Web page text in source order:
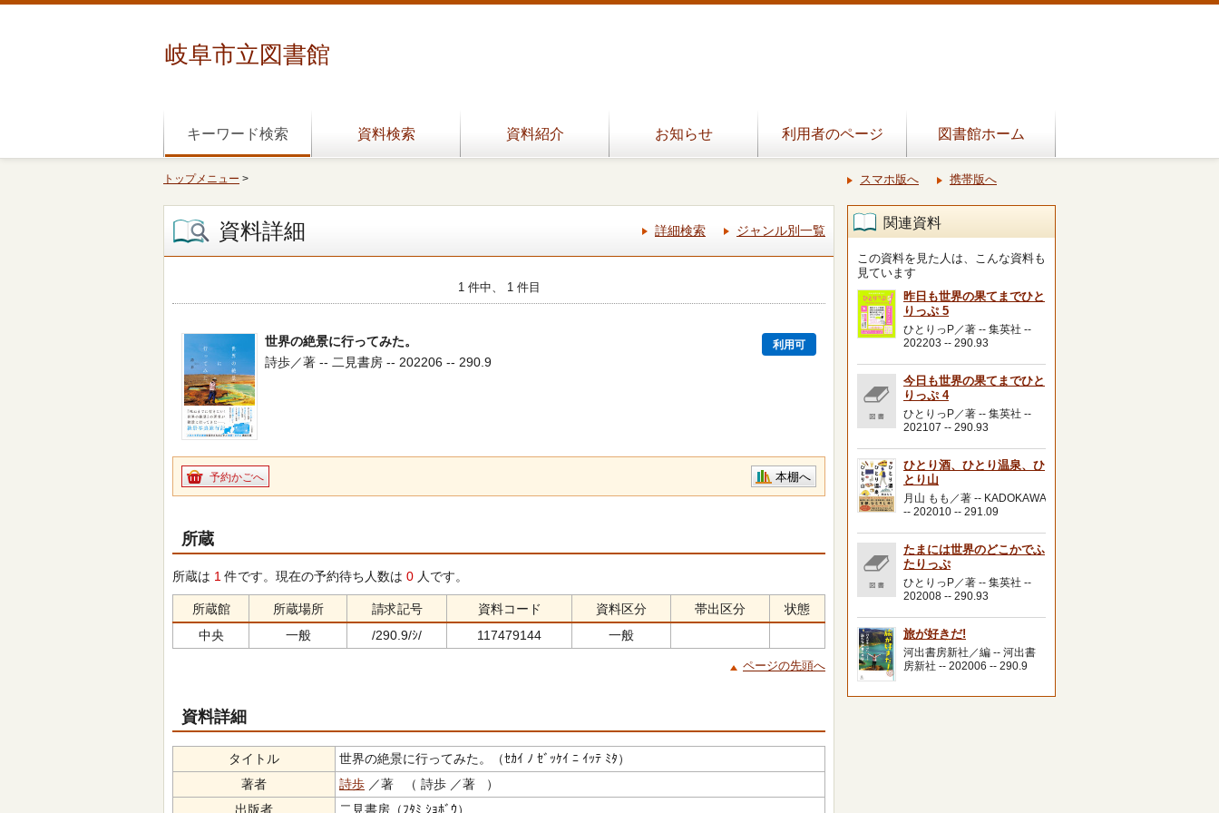
岐阜市立図書館
キーワード検索 資料検索 資料紹介 お知らせ 利用者のページ 図書館ホーム
トップメニュー > スマホ版へ 携帯版へ
資料詳細 詳細検索 ジャンル別一覧
1 件中、 1 件目
世界の絶景に行ってみた。 利用可
詩歩／著 -- 二見書房 -- 202206 -- 290.9
予約かごへ 本棚へ
所蔵
所蔵は 1 件です。現在の予約待ち人数は 0 人です。
所蔵館 所蔵場所 請求記号 資料コード 資料区分 帯出区分
状態
中央
一般 /290.9/ｼ/ 117479144 一般
ページの先頭へ
資料詳細
タイトル
世界の絶景に行ってみた。（ｾｶｲ ﾉ ｾﾞｯｹｲ ﾆ ｲｯﾃ ﾐﾀ）
著者
詩歩 ／著 （ 詩歩 ／著 ）
出版者
二見書房（ﾌﾀﾐ ｼｮﾎﾞｳ）
関連資料
この資料を見た人は、こんな資料も
見ています
昨日も世界の果てまでひと
りっぷ 5
ひとりっP／著 -- 集英社 --
202203 -- 290.93
今日も世界の果てまでひと
りっぷ 4
ひとりっP／著 -- 集英社 --
202107 -- 290.93
ひとり酒、ひとり温泉、ひ
とり山
月山 もも／著 -- KADOKAWA
-- 202010 -- 291.09
たまには世界のどこかでふ
たりっぷ
ひとりっP／著 -- 集英社 --
202008 -- 290.93
旅が好きだ!
河出書房新社／編 -- 河出書
房新社 -- 202006 -- 290.9